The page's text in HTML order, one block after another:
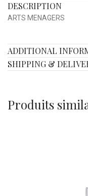
DESCRIPTION
ARTS MENAGERS
ADDITIONAL
SHIPPING &
Produits